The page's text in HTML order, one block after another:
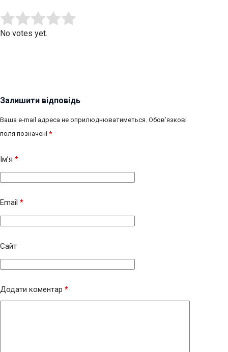
Rate this item:
No votes yet.
Залишити відповідь
Ваша e-mail адреса не оприлюднюватиметься. Обов’язкові
поля позначені *
Ім’я *
Email *
Сайт
Додати коментар *